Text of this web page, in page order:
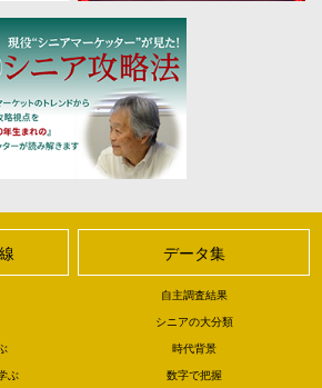
ぶ
データ集
自主調査結果
シニアの大分類
時代背景
数字で把握